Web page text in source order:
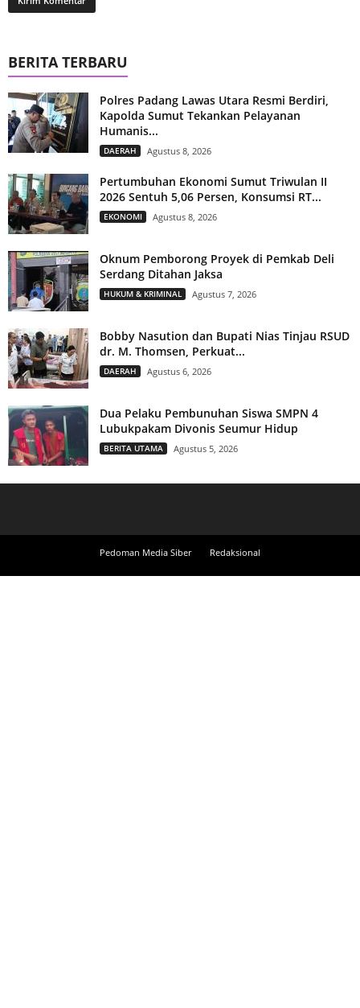
BERITA TERBARU
Polres Padang Lawas Utara Resmi Berdiri,
Kapolda Sumut Tekankan Pelayanan
Humanis...
DAERAH Agustus 8, 2026
Pertumbuhan Ekonomi Sumut Triwulan II
2026 Sentuh 5,06 Persen, Konsumsi RT...
EKONOMI Agustus 8, 2026
Oknum Pemborong Proyek di Pemkab Deli
Serdang Ditahan Jaksa
HUKUM & KRIMINAL Agustus 7, 2026
Bobby Nasution dan Bupati Nias Tinjau RSUD
dr. M. Thomsen, Perkuat...
DAERAH Agustus 6, 2026
Dua Pelaku Pembunuhan Siswa SMPN 4
Lubukpakam Divonis Seumur Hidup
BERITA UTAMA Agustus 5, 2026
Pedoman Media Siber Redaksional